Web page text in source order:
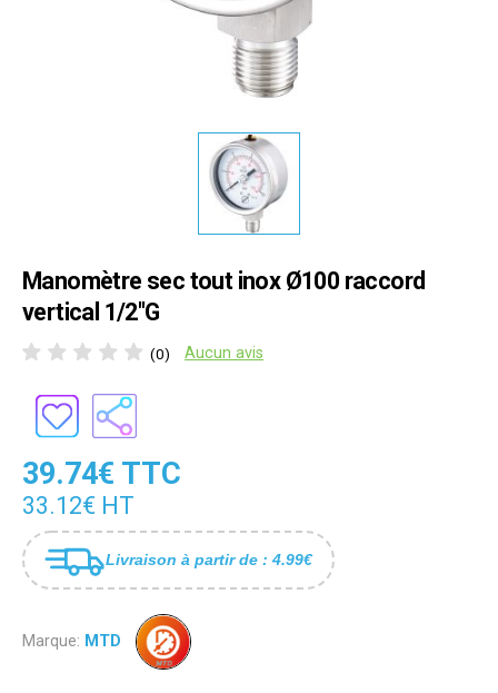
Manomètre sec tout inox Ø100 raccord
vertical 1/2"G
(0) Aucun avis
39.74€ TTC
33.12€ HT
Livraison à partir de : 4.99€
Marque: MTD